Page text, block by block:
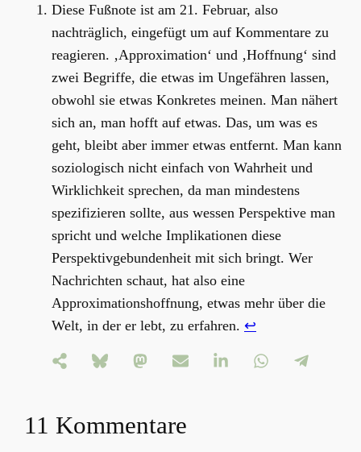
Diese Fußnote ist am 21. Februar, also
nachträglich, eingefügt um auf Kommentare zu
reagieren. ‚Approximation‘ und ‚Hoffnung‘ sind
zwei Begriffe, die etwas im Ungefähren lassen,
obwohl sie etwas Konkretes meinen. Man nähert
sich an, man hofft auf etwas. Das, um was es
geht, bleibt aber immer etwas entfernt. Man kann
soziologisch nicht einfach von Wahrheit und
Wirklichkeit sprechen, da man mindestens
spezifizieren sollte, aus wessen Perspektive man
spricht und welche Implikationen diese
Perspektivgebundenheit mit sich bringt. Wer
Nachrichten schaut, hat also eine
Approximationshoffnung, etwas mehr über die
Welt, in der er lebt, zu erfahren. ↩︎
11 Kommentare